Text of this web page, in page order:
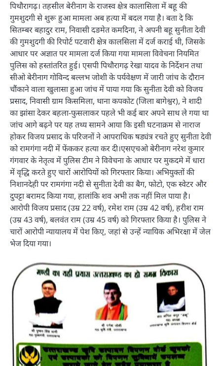
पिथौरागढ़। तहसील बेरीनाग के राजस्व क्षेत्र कालासिला में बहू की
गुमशुदगी से शुरू हुआ मामला अब हत्या में बदल गया है। बता दे कि
सितम्बर बहादुर राम, निवासी दङमेत कमदिना, ने अपनी बहू सुनीता देवी
की गुमशुदगी की रिपोर्ट पटवारी क्षेत्र कालसिला में दर्ज कराई थी, जिसके
आधार पर अज्ञात पर मामला दर्ज किया गया मामला विवेचना नियमित
पुलिस को हस्तांतरित हुई। एसपी पिथौरागढ़ रेखा यादव के निर्देशन तथा
सीओ बेरीनाग गोविन्द बल्लभ जोशी के पर्यवेक्षण में जारी जांच के दौरान
चौंकाने वाला खुलासा हुआ जांच में पाया गया कि सुनीता देवी को विजय
प्रसाद, निवासी ग्राम किसमिला, थाना कपकोट (जिला बागेश्वर), ने शादी
का झांसा देकर बहला-फुसलाकर पहले भी कई बार अपने साथ ले गया था
जांच आगे बढ़ने पर यह तथ्य सामने आया कि इसी घटनाक्रम से नाराज
होकर विजय प्रसाद के परिजनों ने आपराधिक षड्यंत्र रचते हुए सुनीता देवी
को रामगंगा नदी में फेंककर हत्या कर दी।एसएचओ बेरीनाग नरेश कुमार
गंगवार के नेतृत्व में पुलिस टीम ने विवेचना के आधार पर मुकदमे में धारा
में वृद्धि करते हुए चारों आरोपियों को गिरफ्तार किया। अभियुक्तों की
निशानदेही पर रामगंगा नदी से सुनीता देवी का बैग, फोटो, एक स्वेटर और
दुपट्टा बरामद किया गया, हालांकि शव अभी तक नहीं मिल पाया है।
आरोपी विजय प्रसाद (उम्र 22 वर्ष), रमेश राम (उम्र 42 वर्ष), हरीश राम
(उम्र 43 वर्ष), बलवंत राम (उम्र 45 वर्ष) को गिरफ्तार किया है। पुलिस ने
चारों आरोपी न्यायालय में पेश किए, जहां से उन्हें न्यायिक अभिरक्षा में जेल
भेज दिया गया।